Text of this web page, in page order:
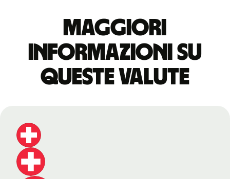
Maggiori
informazioni su
queste valute